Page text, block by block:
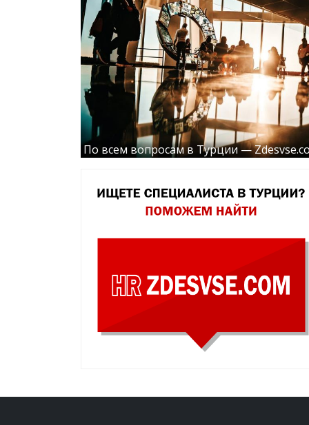
По всем вопросам в Турции —